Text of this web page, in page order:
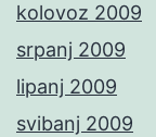
kolovoz 2009
srpanj 2009
lipanj 2009
svibanj 2009